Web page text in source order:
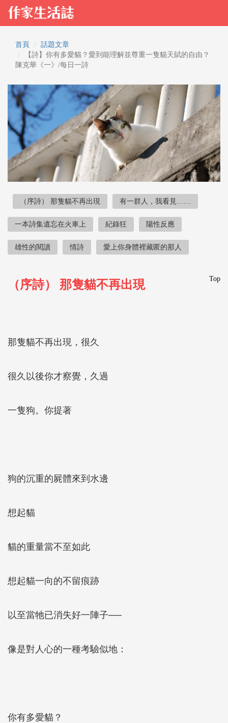
首頁
話題文章
【詩】你有多愛貓？愛到能理解並尊重一隻貓天賦的自由？
陳克華《一》/每日一詩
（序詩） 那隻貓不再出現 有一群人，我看見……
一本詩集遺忘在火車上 紀錄狂 陽性反應
雄性的閱讀 情詩 愛上你身體裡藏匿的那人
Top
（序詩） 那隻貓不再出現
那隻貓不再出現，很久
很久以後你才察覺，久過
一隻狗。你提著
狗的沉重的屍體來到水邊
想起貓
貓的重量當不至如此
想起貓一向的不留痕跡
以至當牠已消失好一陣子──
像是對人心的一種考驗似地：
你有多愛貓？